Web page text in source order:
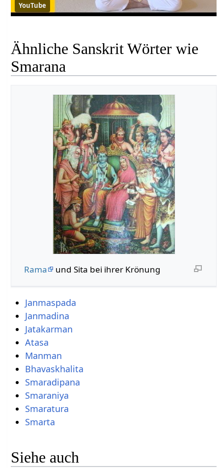
YouTube
Ähnliche Sanskrit Wörter wie
Smarana
Rama und Sita bei ihrer Krönung
Janmaspada
Janmadina
Jatakarman
Atasa
Manman
Bhavaskhalita
Smaradipana
Smaraniya
Smaratura
Smarta
Siehe auch